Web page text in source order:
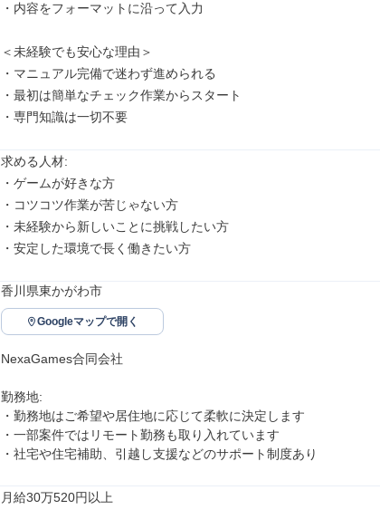
・内容をフォーマットに沿って入力
＜未経験でも安心な理由＞
・マニュアル完備で迷わず進められる
・最初は簡単なチェック作業からスタート
・専門知識は一切不要
求める人材:
・ゲームが好きな方
・コツコツ作業が苦じゃない方
・未経験から新しいことに挑戦したい方
・安定した環境で長く働きたい方
香川県東かがわ市
Googleマップで開く
NexaGames合同会社
勤務地:
・勤務地はご希望や居住地に応じて柔軟に決定します
・一部案件ではリモート勤務も取り入れています
・社宅や住宅補助、引越し支援などのサポート制度あり
月給30万520円以上